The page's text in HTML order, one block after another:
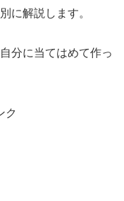
に解説します。
分に当てはめて作っ
ク